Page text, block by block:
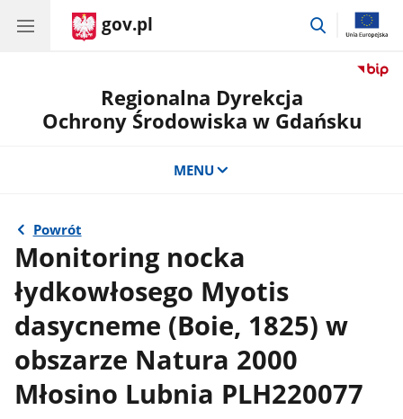
gov.pl
przejdź
Regionalna Dyrekcja
Ochrony Środowiska w Gdańsku
MENU
Powrót
Monitoring nocka
łydkowłosego Myotis
dasycneme (Boie, 1825) w
obszarze Natura 2000
Młosino Lubnia PLH220077